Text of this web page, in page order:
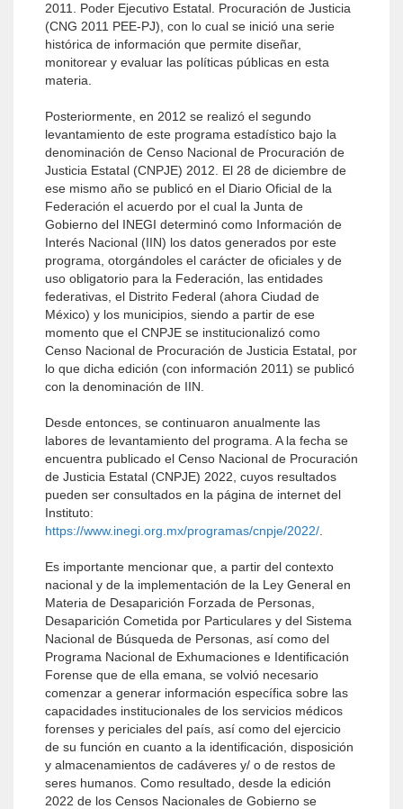
2011. Poder Ejecutivo Estatal. Procuración de Justicia
(CNG 2011 PEE-PJ), con lo cual se inició una serie
histórica de información que permite diseñar,
monitorear y evaluar las políticas públicas en esta
materia.
Posteriormente, en 2012 se realizó el segundo
levantamiento de este programa estadístico bajo la
denominación de Censo Nacional de Procuración de
Justicia Estatal (CNPJE) 2012. El 28 de diciembre de
ese mismo año se publicó en el Diario Oficial de la
Federación el acuerdo por el cual la Junta de
Gobierno del INEGI determinó como Información de
Interés Nacional (IIN) los datos generados por este
programa, otorgándoles el carácter de oficiales y de
uso obligatorio para la Federación, las entidades
federativas, el Distrito Federal (ahora Ciudad de
México) y los municipios, siendo a partir de ese
momento que el CNPJE se institucionalizó como
Censo Nacional de Procuración de Justicia Estatal, por
lo que dicha edición (con información 2011) se publicó
con la denominación de IIN.
Desde entonces, se continuaron anualmente las
labores de levantamiento del programa. A la fecha se
encuentra publicado el Censo Nacional de Procuración
de Justicia Estatal (CNPJE) 2022, cuyos resultados
pueden ser consultados en la página de internet del
Instituto:
https://www.inegi.org.mx/programas/cnpje/2022/
Es importante mencionar que, a partir del contexto
nacional y de la implementación de la Ley General en
Materia de Desaparición Forzada de Personas,
Desaparición Cometida por Particulares y del Sistema
Nacional de Búsqueda de Personas, así como del
Programa Nacional de Exhumaciones e Identificación
Forense que de ella emana, se volvió necesario
comenzar a generar información específica sobre las
capacidades institucionales de los servicios médicos
forenses y periciales del país, así como del ejercicio
de su función en cuanto a la identificación, disposición
y almacenamientos de cadáveres y/ o de restos de
seres humanos. Como resultado, desde la edición
2022 de los Censos Nacionales de Gobierno se